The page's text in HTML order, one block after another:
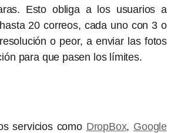
Esto obliga a los usuarios a
20 correos, cada uno con 3 o
o peor, a enviar las fotos
para que pasen los límites.
servicios como DropBox, Google